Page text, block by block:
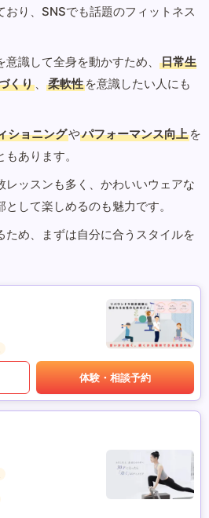
おり、SNSでも話題のフィットネス
識して全身を動かすため、
日常生
くり 、 柔軟性 を意識したい人にも
ショニングやパフォーマンス向上 を
あります。
レッスンも多く、かわいいウェアな
して楽しめるのも魅力です。
ため、まずは自分に合うスタイルを
体験・相談予約